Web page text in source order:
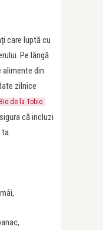
care luptă cu
Pe lângă
alimente din
zilnice
de la Tobio
că incluzi